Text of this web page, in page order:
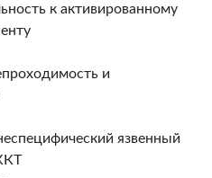
к активированному
и
язвенный